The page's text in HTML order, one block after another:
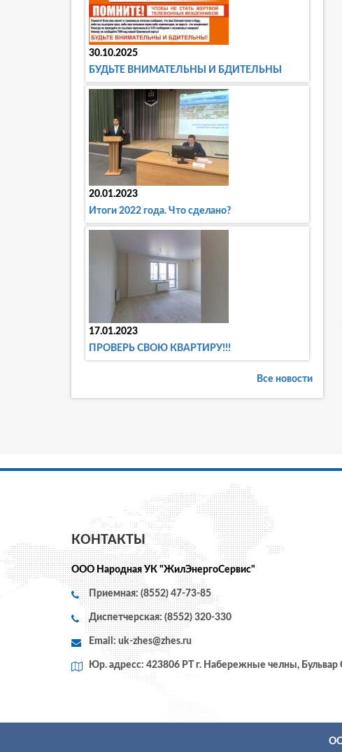
30.10.2025
БУДЬТЕ ВНИМАТЕЛЬНЫ И БДИТЕЛЬНЫ
20.01.2023
Итоги 2022 года. Что сделано?
17.01.2023
ПРОВЕРЬ СВОЮ КВАРТИРУ!!!
Все новости
КОНТАКТЫ
ООО Народная УК "ЖилЭнергоСервис"
Приемная: (8552) 47-73-85
Диспетчерская: (8552) 320-330
Email:uk-zhes@zhes.ru
Юр. адресс: 423806 РТ г. Набережные челны,